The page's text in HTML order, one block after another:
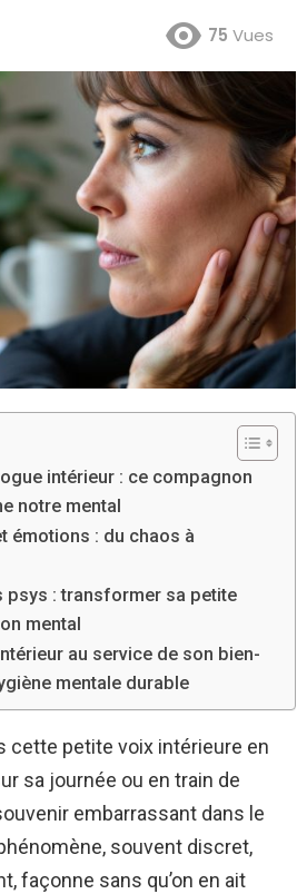
75 Vues
intérieur : ce compagnon
notre mental
émotions : du chaos à
psys : transformer sa petite
mental
au service de son bien-
mentale durable
cette petite voix intérieure en
sa journée ou en train de
embarrassant dans le
souvent discret,
façonne sans qu’on en ait